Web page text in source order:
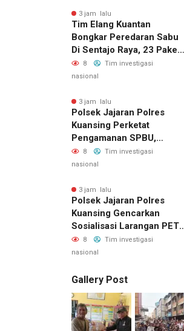
3 jam lalu
Tim Elang Kuantan
Bongkar Peredaran Sabu
Di Sentajo Raya, 23 Paket
Diamankan
8
Tim investigasi
nasional
3 jam lalu
Polsek Jajaran Polres
Kuansing Perketat
Pengamanan SPBU,
Antisipasi Antrean Dan
Penyelewengan BBM
8
Tim investigasi
nasional
3 jam lalu
Polsek Jajaran Polres
Kuansing Gencarkan
Sosialisasi Larangan PETI,
Jaga Lingkungan Dan
Masa Depan Generasi
8
Tim investigasi
nasional
Gallery Post